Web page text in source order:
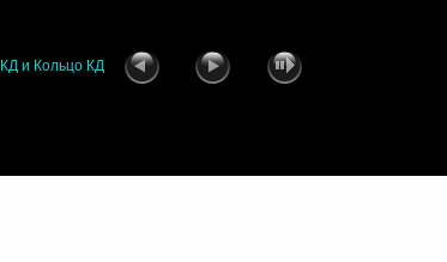
КД и Кольцо КД